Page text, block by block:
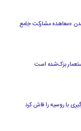
شدن «معاهده مشارکت جامع
بزک‌شده است
با روسیه را فاش کرد